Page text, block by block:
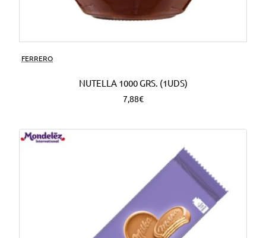
FERRERO
NUTELLA 1000 GRS. (1UDS)
7,88€